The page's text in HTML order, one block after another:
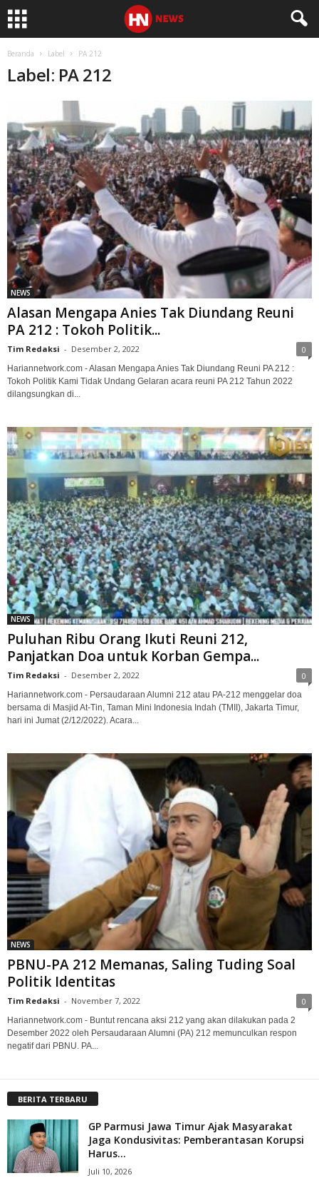
Beranda Label PA 212
Label: PA 212
NEWS
Alasan Mengapa Anies Tak Diundang Reuni
PA 212 : Tokoh Politik...
Tim Redaksi - Desember 2, 2022 0
Hariannetwork.com - Alasan Mengapa Anies Tak Diundang Reuni PA 212 :
Tokoh Politik Kami Tidak Undang Gelaran acara reuni PA 212 Tahun 2022
dilangsungkan di...
NEWS
Puluhan Ribu Orang Ikuti Reuni 212,
Panjatkan Doa untuk Korban Gempa...
Tim Redaksi - Desember 2, 2022 0
Hariannetwork.com - Persaudaraan Alumni 212 atau PA-212 menggelar doa
bersama di Masjid At-Tin, Taman Mini Indonesia Indah (TMII), Jakarta Timur,
hari ini Jumat (2/12/2022). Acara...
NEWS
PBNU-PA 212 Memanas, Saling Tuding Soal
Politik Identitas
Tim Redaksi - November 7, 2022 0
Hariannetwork.com - Buntut rencana aksi 212 yang akan dilakukan pada 2
Desember 2022 oleh Persaudaraan Alumni (PA) 212 memunculkan respon
negatif dari PBNU. PA...
BERITA TERBARU
GP Parmusi Jawa Timur Ajak Masyarakat
Jaga Kondusivitas: Pemberantasan Korupsi
Harus...
Juli 10, 2026